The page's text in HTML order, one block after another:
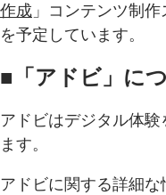
作成 」コンテンツ制
を予定しています。
■「アドビ」に
アドビはデジタル体
ます。
アドビに関する詳細な